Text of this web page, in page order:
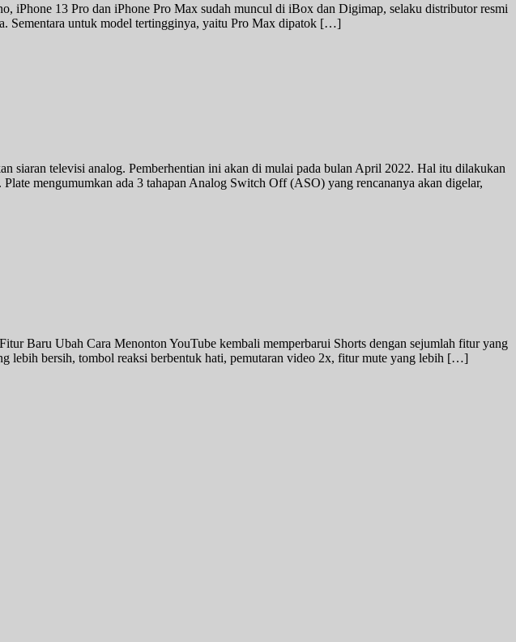
iPhone 13 Pro dan iPhone Pro Max sudah muncul di iBox dan Digimap, selaku distributor resmi
Sementara untuk model tertingginya, yaitu Pro Max dipatok […]
siaran televisi analog. Pemberhentian ini akan di mulai pada bulan April 2022. Hal itu dilakukan
mengumumkan ada 3 tahapan Analog Switch Off (ASO) yang rencananya akan digelar,
Baru Ubah Cara Menonton YouTube kembali memperbarui Shorts dengan sejumlah fitur yang
lebih bersih, tombol reaksi berbentuk hati, pemutaran video 2x, fitur mute yang lebih […]